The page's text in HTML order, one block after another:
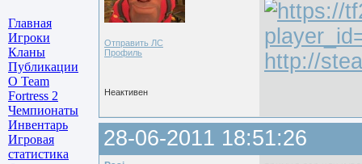
Главная
Игроки
Кланы
Публикации
О Team
Fortress 2
Чемпионаты
Инвентарь
Игровая
статистика
Отправить ЛС
Профиль
http://
Неактивен
28-06-2011 18:51:26